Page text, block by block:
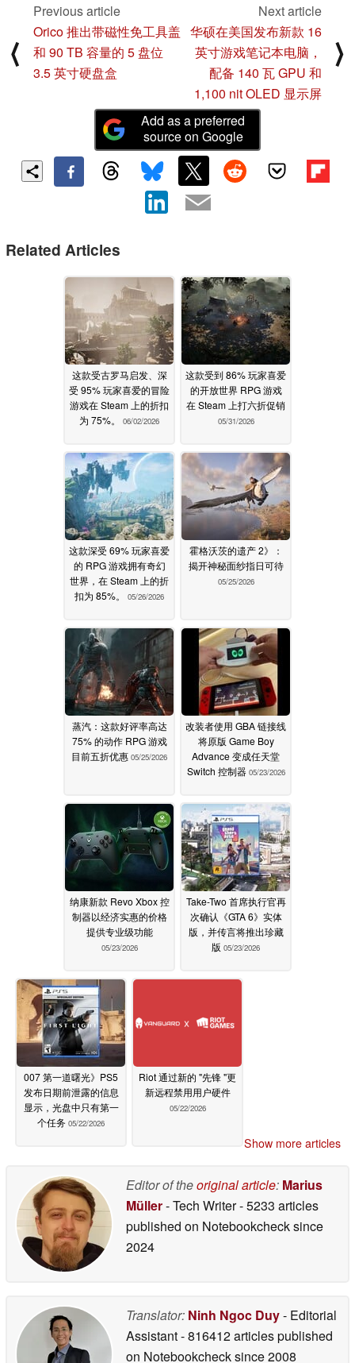
⟨
Previous article
Orico 推出带磁性免工具盖
和 90 TB 容量的 5 盘位
3.5 英寸硬盘盒
Next article
华硕在美国发布新款 16
英寸游戏笔记本电脑，
配备 140 瓦 GPU 和
1,100 nit OLED 显示屏
⟩
Add as a preferred
source on Google
Related Articles
这款受古罗马启发、深
受 95% 玩家喜爱的冒险
游戏在 Steam 上的折扣
为 75%。
06/02/2026
这款受到 86% 玩家喜爱
的开放世界 RPG 游戏
在 Steam 上打六折促销
05/31/2026
这款深受 69% 玩家喜爱
的 RPG 游戏拥有奇幻
世界，在 Steam 上的折
扣为 85%。
05/26/2026
霍格沃茨的遗产 2》：
揭开神秘面纱指日可待
05/25/2026
蒸汽：这款好评率高达
75% 的动作 RPG 游戏
目前五折优惠 05/25/2026
改装者使用 GBA 链接线
将原版 Game Boy
Advance 变成任天堂
Switch 控制器 05/23/2026
纳康新款 Revo Xbox 控
制器以经济实惠的价格
提供专业级功能
05/23/2026
Take-Two 首席执行官再
次确认《GTA 6》实体
版，并传言将推出珍藏
版 05/23/2026
007 第一道曙光》PS5
发布日期前泄露的信息
显示，光盘中只有第一
个任务 05/22/2026
Riot 通过新的 "先锋 "更
新远程禁用用户硬件
05/22/2026
Show more articles
Editor of theoriginal article: Marius
Müller- Tech Writer- 5233 articles
published on Notebookchecksince
2024
Translator: Ninh Ngoc Duy- Editorial
Assistant- 816412 articles published
on Notebookchecksince 2008